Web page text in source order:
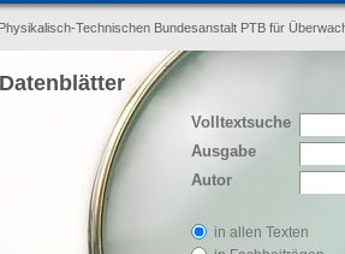
Technischen Bundesanstalt PTB für
Volltextsuche
Ausgabe
Autor
in allen Texten